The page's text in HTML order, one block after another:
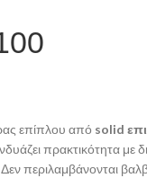
επίπλου από solid
πρακτικότητα με
περιλαμβάνονται